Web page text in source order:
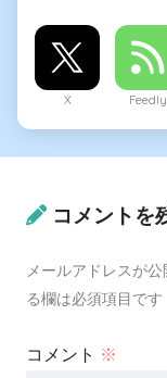
X Feedly
コメントを
メールアドレスが
る欄は必須項目です
コメント ※